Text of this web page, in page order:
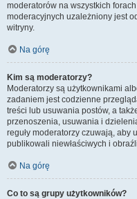
moderatorów na wszystkich
moderacyjnych uzależniony jest
witryny.
Na górę
Kim są moderatorzy?
Moderatorzy są użytkownikami
zadaniem jest codzienne
treści lub usuwania postów, a
przenoszenia, usuwania i
reguły moderatorzy czuwają, aby
publikowali niewłaściwych i
Na górę
Co to są grupy użytkowników?